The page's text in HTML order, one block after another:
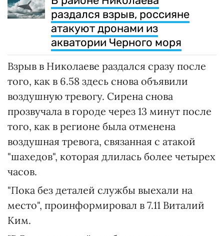
раздался взрыв, россияне
атакуют дронами из
акватории Черного моря
Взрыв в Николаеве раздался сразу после
того, как в 6.58 здесь снова объявили
воздушную тревогу. Сирена снова
прозвучала в городе через 13 минут после
того, как в регионе была отменена
воздушная тревога, связанная с атакой
"шахедов", которая длилась более четырех
часов.
"Пока без деталей службы выехали на
место", проинформировал в 7.11 Виталий
Ким.